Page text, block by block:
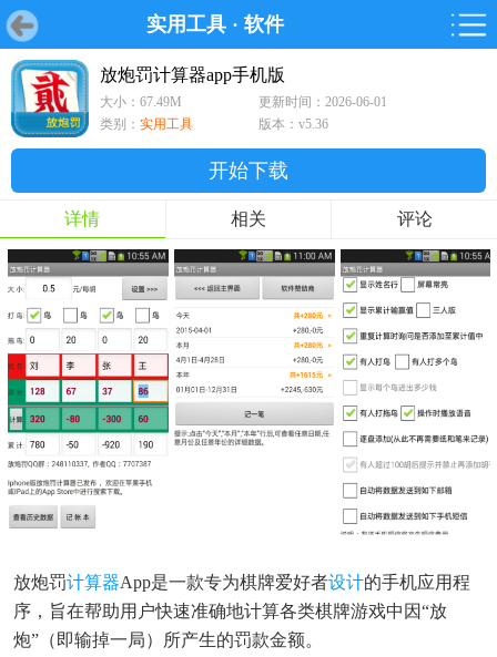
实用工具 · 软件
首页 游戏 软件 鸿蒙游戏
首页 游戏 软件 鸿蒙
游戏
鸿蒙
软件
专题
放炮罚计算器app手机版
大小：67.49M
更新时间：2026-06-01
类别： 实用工具 版本：v5.36
开始下载
详情 相关 评论
放炮罚计算器App是一款专为棋牌爱好者设计的手机应用程
序，旨在帮助用户快速准确地计算各类棋牌游戏中因“放
炮”（即输掉一局）所产生的罚款金额。